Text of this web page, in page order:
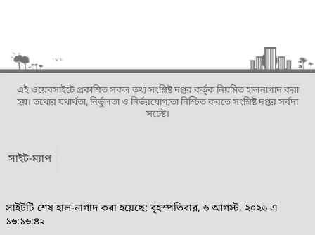
এই ওয়েবসাইটে প্রকাশিত সকল তথ্য সংশ্লিষ্ট দপ্তর কর্তৃক নিয়মিত হালনাগাদ করা
হয়। তথ্যের যথার্থতা, নির্ভুলতা ও নির্ভরযোগ্যতা নিশ্চিত করতে সংশ্লিষ্ট দপ্তর সর্বদা
সচেষ্ট।
সাইট-ম্যাপ
সাইটটি শেষ হাল-নাগাদ করা হয়েছে: বৃহস্পতিবার, ৬ আগস্ট, ২০২৬ এ
১৬:১৬:৪২